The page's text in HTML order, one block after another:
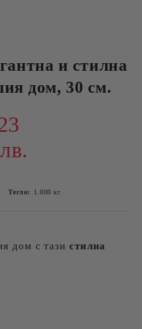
и стилна
дом, 30 см.
Тегло: 1.000 кг
дом с тази стилна